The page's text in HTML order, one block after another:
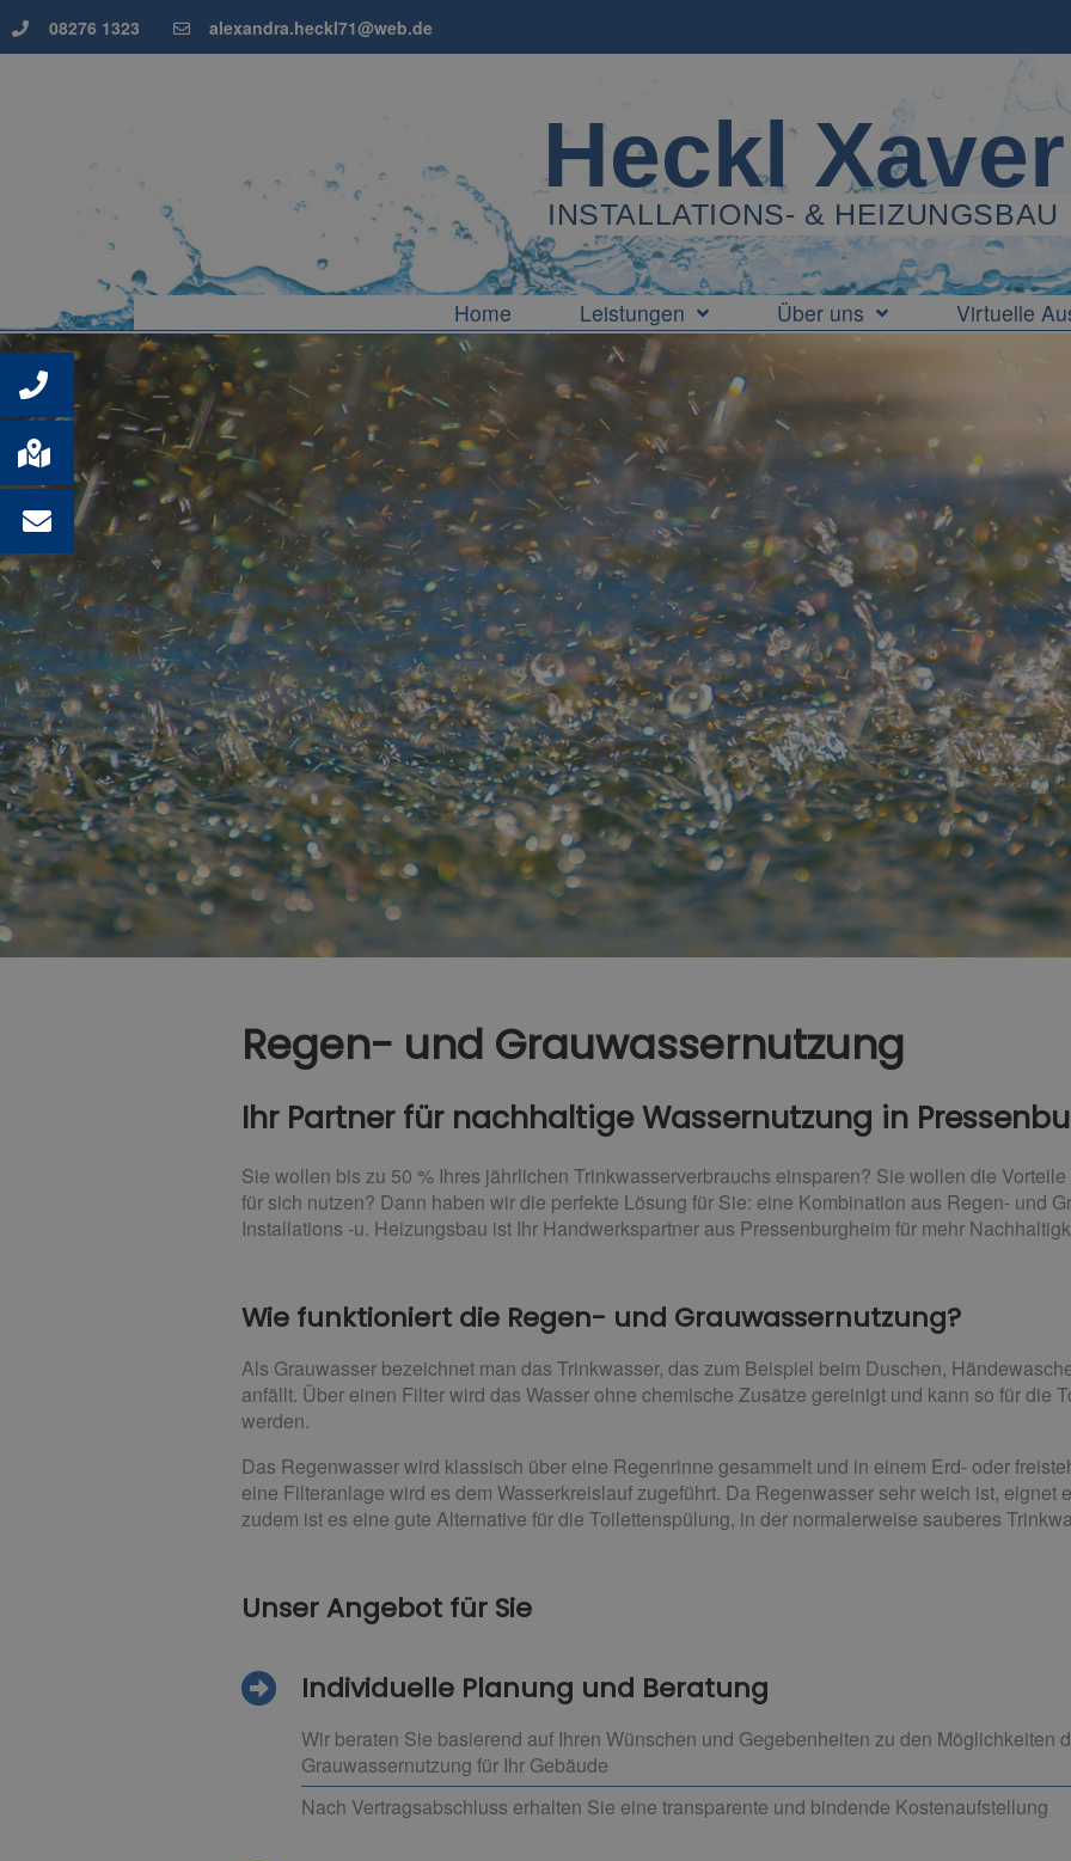
08276 1323 alexandra.heckl71@web.de
Heckl Xaver
INSTALLATIONS- & HEIZUNGSBAU
Home Leistungen Über uns Virtuelle
Regen- und Grauwassernutzung
Ihr Partner für nachhaltige Wassernutzung in
Sie wollen bis zu 50 % Ihres jährlichen Trinkwasserverbrauchs einsparen? Sie wollen die
für sich nutzen? Dann haben wir die perfekte Lösung für Sie: eine Kombination aus Regen- und
Installations -u. Heizungsbau ist Ihr Handwerkspartner aus Pressenburgheim für mehr
Wie funktioniert die Regen- und Grauwassernutzung?
Als Grauwasser bezeichnet man das Trinkwasser, das zum Beispiel beim Duschen,
anfällt. Über einen Filter wird das Wasser ohne chemische Zusätze gereinigt und kann so für die
werden.
Das Regenwasser wird klassisch über eine Regenrinne gesammelt und in einem Erd- oder
eine Filteranlage wird es dem Wasserkreislauf zugeführt. Da Regenwasser sehr weich ist, eignet
zudem ist es eine gute Alternative für die Toilettenspülung, in der normalerweise sauberes
Unser Angebot für Sie
Individuelle Planung und Beratung
Wir beraten Sie basierend auf Ihren Wünschen und Gegebenheiten zu den Möglichkeiten
Grauwassernutzung für Ihr Gebäude
Nach Vertragsabschluss erhalten Sie eine transparente und bindende Kostenaufstellung